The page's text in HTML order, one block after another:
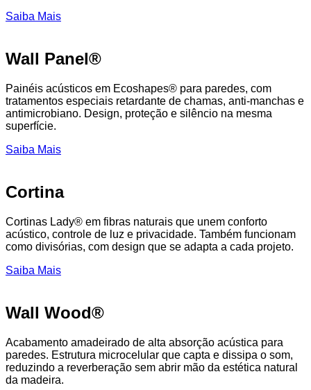
Saiba Mais
Wall Panel®
Painéis acústicos em Ecoshapes® para paredes, com
tratamentos especiais retardante de chamas, anti-manchas e
antimicrobiano. Design, proteção e silêncio na mesma
superfície.
Saiba Mais
Cortina
Cortinas Lady® em fibras naturais que unem conforto
acústico, controle de luz e privacidade. Também funcionam
como divisórias, com design que se adapta a cada projeto.
Saiba Mais
Wall Wood®
Acabamento amadeirado de alta absorção acústica para
paredes. Estrutura microcelular que capta e dissipa o som,
reduzindo a reverberação sem abrir mão da estética natural
da madeira.